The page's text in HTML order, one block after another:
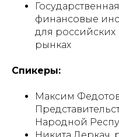
финансовые
для российских
рынках
Спикеры:
Максим
Народной